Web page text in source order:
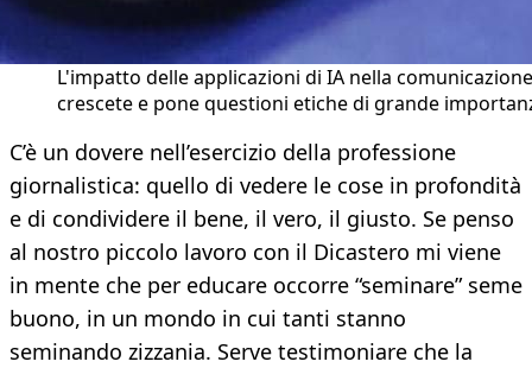
L'impatto delle applicazioni di IA nella
crescete e pone questioni etiche di grande
C’è un dovere nell’esercizio della professione
giornalistica: quello di vedere le cose in profondità
e di condividere il bene, il vero, il giusto. Se penso
al nostro piccolo lavoro con il Dicastero mi viene
in mente che per educare occorre “seminare” seme
buono, in un mondo in cui tanti stanno
seminando zizzania. Serve testimoniare che la